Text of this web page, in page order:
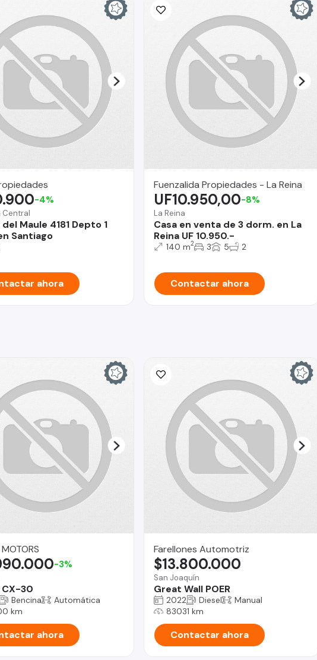
Central
Maule 4181 Depto 1
Santiago
-4%
ahora
Fuenzalida Propiedades - La Reina
La Reina
Casa en venta de 3 dorm. en La
Reina UF 10.950.-
UF10.950,00-8%
140 m2 3 5 2
Contactar ahora
CX-30
-3%
Bencina
Automática
km
ahora
Farellones Automotriz
San Joaquín
Great Wall POER
$13.800.000
2022 Diesel
Manual
83031 km
Contactar ahora